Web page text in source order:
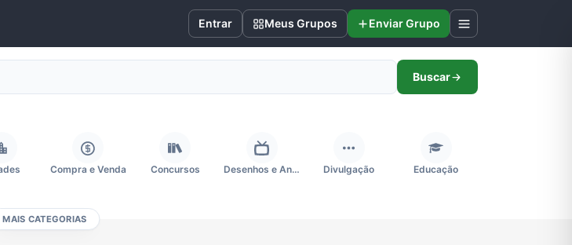
Entrar Meus Grupos Enviar Grupo
Buscar
Compra e Venda Concursos Desenhos e Animes Divulgação Educação
MAIS CATEGORIAS